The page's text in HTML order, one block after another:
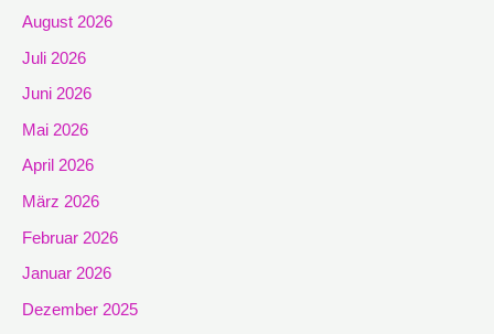
August 2026
Juli 2026
Juni 2026
Mai 2026
April 2026
März 2026
Februar 2026
Januar 2026
Dezember 2025